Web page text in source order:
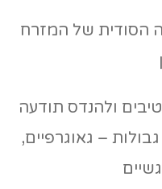
הסודית של המזרח
ולהנדס תודעה
– גאוגרפיים,